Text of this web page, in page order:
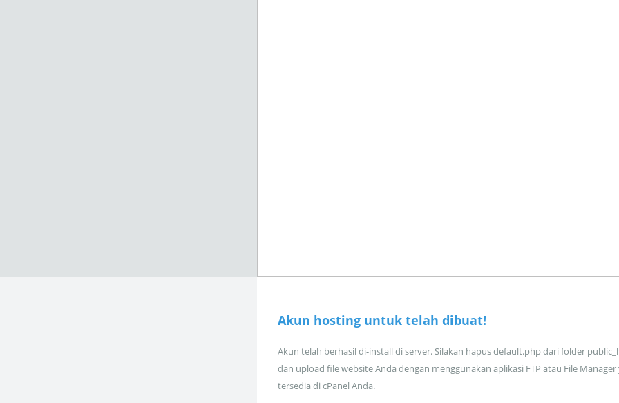
Akun hosting untuk telah dibuat!
Akun telah berhasil di-install di server. Silakan hapus default.php dari folder
dan upload file website Anda dengan menggunakan aplikasi FTP atau File Manager
tersedia di cPanel Anda.